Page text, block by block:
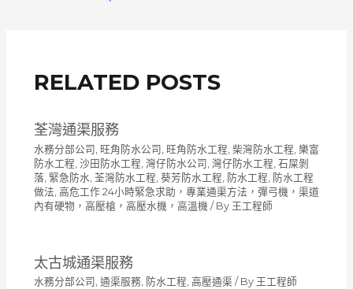
RELATED POSTS
荃灣通渠服務
水務分部公司 旺角防水公司 旺角防水工程 柴灣防水工程 樂富
防水工程 沙田防水工程 灣仔防水公司 灣仔防水工程 石屎剝
落, 緊急防水 荃灣防水工程 葵芳防水工程 防水工程 防水工程
做法 高危工作 24小時緊急求助，專業通渠方法，彈弓機，渠道
內有硬物，高壓槍，高壓水機，高溫機 / By 王工程師
太古城通渠服務
水務分部公司 , 通渠服務, 防水工程, 高壓通渠 / By 王工程師